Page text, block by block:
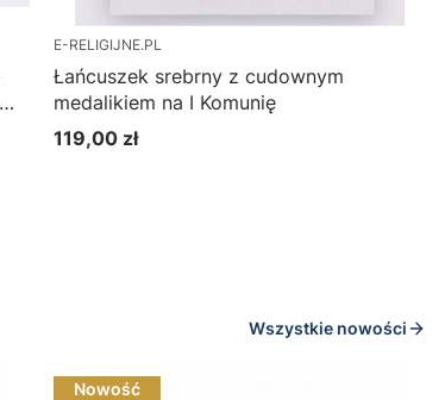
E-RELIGIJNE.PL
Łańcuszek srebrny z cudownym
medalikiem na I Komunię
Cena
119,00 zł
Wszystkie nowości
Nowość